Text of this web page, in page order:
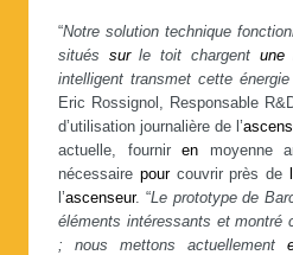
“Notre solution technique
situés surle toit chargent une
intelligent transmet cette énergie
Eric Rossignol, Responsable
d’utilisation journalière de l’
actuelle, fournir en moyenne
nécessaire pourcouvrir près de
l’ascenseur. “Le prototype de
éléments intéressants et montré
; nous mettons actuellement